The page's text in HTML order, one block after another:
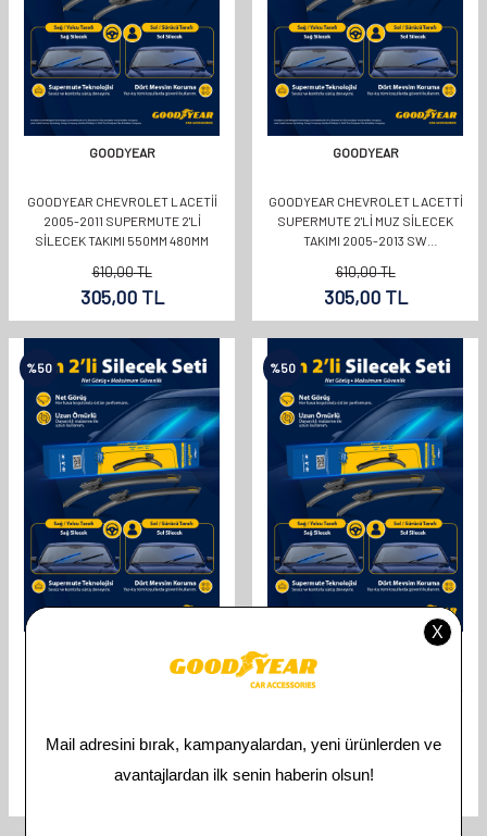
GOODYEAR
GOODYEAR CHEVROLET LACETII
2005-2011 SUPERMUTE 2'LI
SILECEK TAKIMI 550MM 480MM
610,00TL
305,00TL
GOODYEAR
GOODYEAR CHEVROLET LACETTI
SUPERMUTE 2'LI MUZ SILECEK
TAKIMI 2005-2013 SW
610,00TL
305,00TL
%50
TAKIMI 2005-2013 HATCHBACK
TL
%50
TAKIMI 2005-2013 SEDAN
610,00